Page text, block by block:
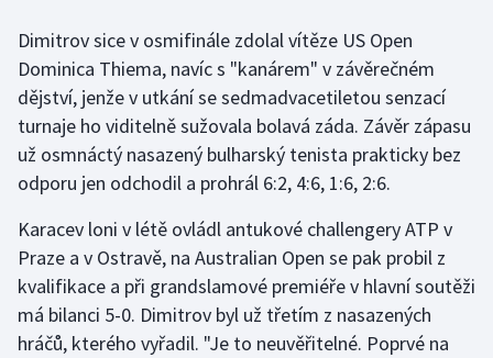
Gymnastika
Házená
Jezdectví
Judo
Krasobruslení
Lezení
Dimitrov sice v osmifinále zdolal vítěze US Open
Dominica Thiema, navíc s "kanárem" v závěrečném
dějství, jenže v utkání se sedmadvacetiletou senzací
turnaje ho viditelně sužovala bolavá záda. Závěr zápasu
už osmnáctý nasazený bulharský tenista prakticky bez
odporu jen odchodil a prohrál 6:2, 4:6, 1:6, 2:6.
Karacev loni v létě ovládl antukové challengery ATP v
Praze a v Ostravě, na Australian Open se pak probil z
kvalifikace a při grandslamové premiéře v hlavní soutěži
má bilanci 5-0. Dimitrov byl už třetím z nasazených
hráčů, kterého vyřadil. "Je to neuvěřitelné. Poprvé na